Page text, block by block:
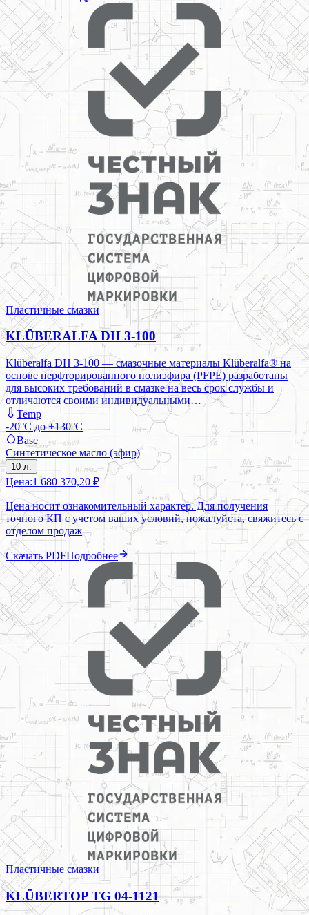
Пластичные смазки
KLÜBERALFA DH 3-100
Klüberalfa DH 3-100 — смазочные материалы Klüberalfa® на
основе перфторированного полиэфира (PFPE) разработаны
для высоких требований в смазке на весь срок службы и
отличаются своими индивидуальными…
Temp
-20°C до +130°C
Base
Синтетическое масло (эфир)
10 л.
Цена:1 680 370,20 ₽
Цена носит ознакомительный характер. Для получения
точного КП с учетом ваших условий, пожалуйста, свяжитесь с
отделом продаж
Скачать PDFПодробнее
Пластичные смазки
KLÜBERTOP TG 04-1121